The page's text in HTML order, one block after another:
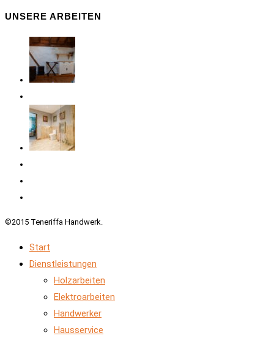
UNSERE ARBEITEN
©2015 Teneriffa Handwerk.
Start
Dienstleistungen
Holzarbeiten
Elektroarbeiten
Handwerker
Hausservice